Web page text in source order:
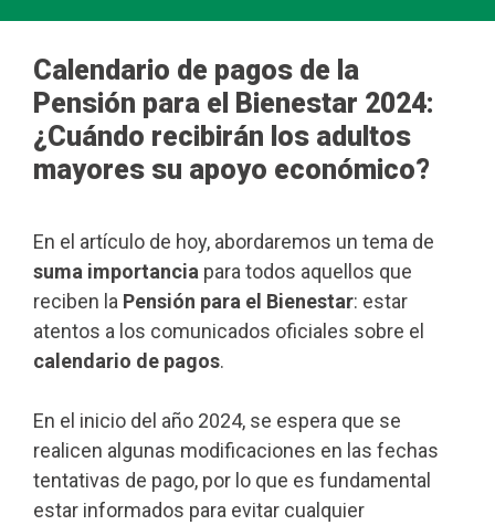
Calendario de pagos de la
Pensión para el Bienestar 2024:
¿Cuándo recibirán los adultos
mayores su apoyo económico?
En el artículo de hoy, abordaremos un tema de
suma importancia para todos aquellos que
reciben la Pensión para el Bienestar: estar
atentos a los comunicados oficiales sobre el
calendario de pagos.
En el inicio del año 2024, se espera que se
realicen algunas modificaciones en las fechas
tentativas de pago, por lo que es fundamental
estar informados para evitar cualquier